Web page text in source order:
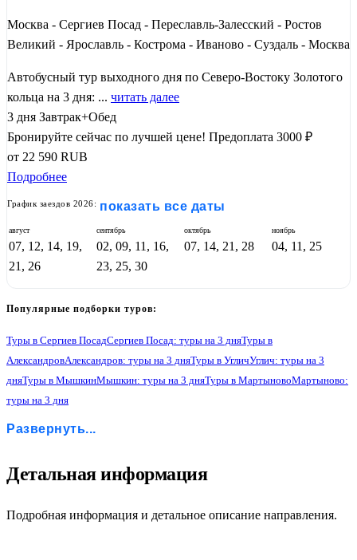
2
Москва - Сергиев Посад - Переславль-Залесский - Ростов
Великий - Ярославль - Кострома - Иваново - Суздаль - Москва
Автобусный тур выходного дня по Северо-Востоку Золотого
кольца на 3 дня: ... читать далее
3 дня Завтрак+Обед
Бронируйте сейчас по лучшей цене! Предоплата 3000 ₽
от 22 590 RUB
Подробнее
График заездов 2026: показать все даты
август
07, 12, 14, 19,
21, 26
сентябрь
02, 09, 11, 16,
23, 25, 30
октябрь
07, 14, 21, 28
ноябрь
04, 11, 25
Популярные подборки туров:
Туры в Сергиев ПосадСергиев Посад: туры на 3 дняТуры в
АлександровАлександров: туры на 3 дняТуры в УгличУглич: туры на 3
дняТуры в МышкинМышкин: туры на 3 дняТуры в МартыновоМартыново:
туры на 3 дня
Туры в Переславль-Залесский
Ярославль: туры на 3 дня
Туры в Кострому
Туры в ИвановоИваново: туры на 3 дняТуры в Суздаль
Развернуть...
Детальная информация
Подробная информация и детальное описание направления.